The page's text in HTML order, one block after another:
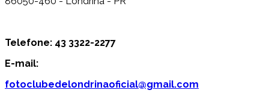
Telefone: 43 3322-2277
E-mail:
fotoclubedelondrinaoficial@gmail.com